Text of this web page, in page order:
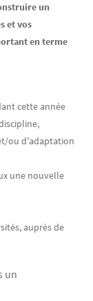
un
et vos
en terme
cette année
ou d'adaptation
une nouvelle
auprès de
un